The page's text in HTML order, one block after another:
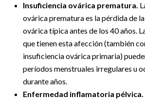
Insuficiencia ovárica prematura.
ovárica prematura es la pérdida de
ovárica típica antes de los 40 años.
que tienen esta afección (también
insuficiencia ovárica primaria)
períodos menstruales irregulares u
durante años.
Enfermedad inflamatoria pélvica.